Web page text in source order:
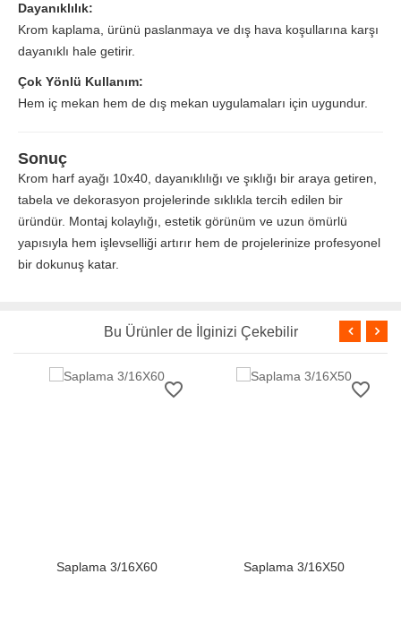
Dayanıklılık:
Krom kaplama, ürünü paslanmaya ve dış hava koşullarına karşı
dayanıklı hale getirir.
Çok Yönlü Kullanım:
Hem iç mekan hem de dış mekan uygulamaları için uygundur.
Sonuç
Krom harf ayağı 10x40, dayanıklılığı ve şıklığı bir araya getiren,
tabela ve dekorasyon projelerinde sıklıkla tercih edilen bir
üründür. Montaj kolaylığı, estetik görünüm ve uzun ömürlü
yapısıyla hem işlevselliği artırır hem de projelerinize profesyonel
bir dokunuş katar.
Bu Ürünler de İlginizi Çekebilir
favorite_border
Saplama 3/16X50
favorite_border
Saplama 3/16X30